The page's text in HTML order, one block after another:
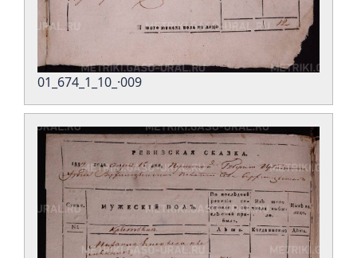
01_674_1_10_·009